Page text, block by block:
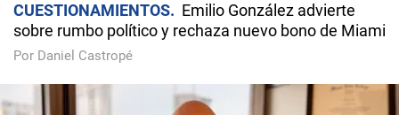
CUESTIONAMIENTOS
Emilio González advierte
sobre rumbo político y rechaza nuevo bono de Miami
Por Daniel Castropé